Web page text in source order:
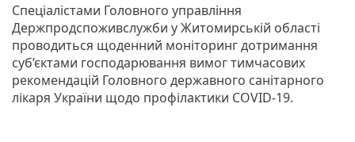
Спеціалістами Головного управління
Держпродспоживслужби у Житомирській області
проводиться щоденний моніторинг дотримання
суб’єктами господарювання вимог тимчасових
рекомендацій Головного державного санітарного
лікаря України щодо профілактики COVID-19.